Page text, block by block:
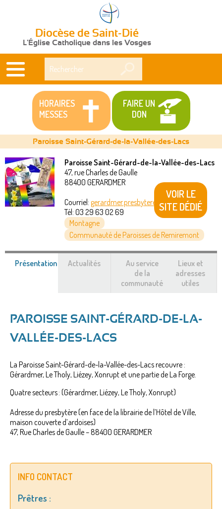
Diocèse de Saint-Dié
L'Église Catholique dans les Vosges
HORAIRES
MESSES
FAIRE UN
DON
Vous
êtes
Paroisse Saint-Gérard-de-la-Vallée-des-Lacs
Paroisse Saint-Gérard-de-la-Vallée-des-Lacs
47, rue Charles de Gaulle
88400 GERARDMER
Courriel: gerardmer.presbytere@akeonet.com
Tél: 03 29 63 02 69
Montagne
Communauté de Paroisses de Remiremont
VOIR LE
SITE DÉDIÉ
Présentation (onglet
Actualités
Au service
de la
communauté
Lieux et
adresses
utiles
PAROISSE SAINT-GÉRARD-DE-LA-
VALLÉE-DES-LACS
La Paroisse Saint-Gérard-de-la-Vallée-des-Lacs recouvre :
Gérardmer, Le Tholy, Liézey, Xonrupt et une partie de La Forge.
Quatre secteurs : (Gérardmer, Liézey, Le Tholy, Xonrupt)
Adresse du presbytère (en face de la librairie de l’Hôtel de Ville,
maison couverte d’ardoises)
47, Rue Charles de Gaulle – 88400 GERARDMER
INFO CONTACT
Prêtres :